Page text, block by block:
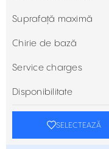
Suprafață maximă
Chirie de bază
Service charges
Disponibilitate
SELECTEAZĂ